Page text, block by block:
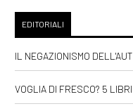
EDITORIALI
IL NEGAZIONISMO
VOGLIA DI FRESCO? 5